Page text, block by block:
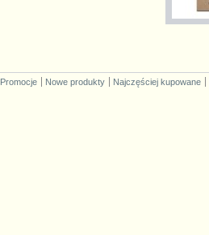
Promocje Nowe produkty Najczęściej kupowane